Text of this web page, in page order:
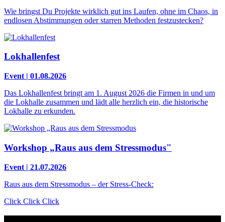
Wie bringst Du Projekte wirklich gut ins Laufen, ohne im Chaos, in
endlosen Abstimmungen oder starren Methoden festzustecken?
Lokhallenfest
Event | 01.08.2026
Das Lokhallenfest bringt am 1. August 2026 die Firmen in und um
die Lokhalle zusammen und lädt alle herzlich ein, die historische
Lokhalle zu erkunden.
Workshop „Raus aus dem Stressmodus"
Event | 21.07.2026
Raus aus dem Stressmodus – der Stress-Check:
Click Click Click